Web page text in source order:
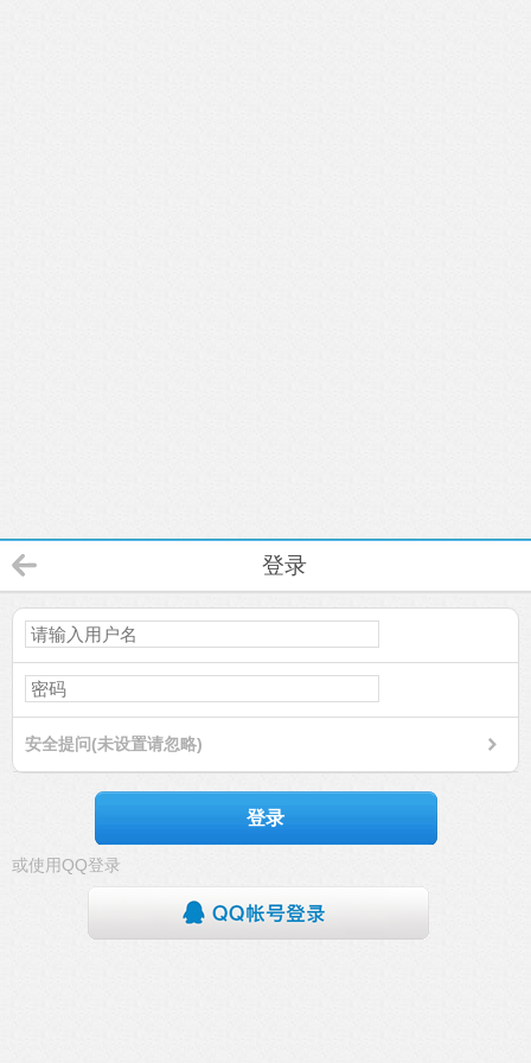
登录
安全提问(未设置请忽略)
登录
或使用QQ登录